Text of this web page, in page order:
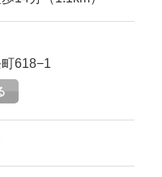
618−1